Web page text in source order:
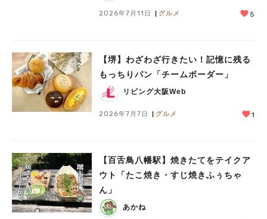
2026年7月11日 グルメ 5
【堺】わざわざ行きたい！記憶に残る
もっちりパン「チームボーダー」
リビング大阪Web
2026年7月7日 グルメ 1
【百舌鳥八幡駅】焼きたてをテイクア
ウト「たこ焼き・すじ焼きふぅちゃ
ん」
あかね